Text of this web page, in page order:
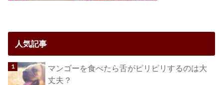
人気記事
マンゴーを食べたら舌がピリピリするのは大
丈夫？